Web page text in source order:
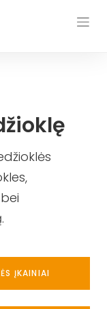
ĮKAINIAI